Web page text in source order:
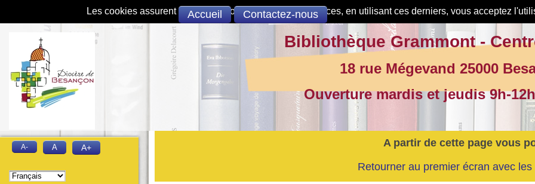
Les cookies assurent le bon fonctionnement de nos services, en utilisant ces derniers, vous acceptez
Accueil Contactez-nous
A partir de cette page vous
Retourner au premier écran avec
Bibliothèque Grammont -
18 rue Mégevand 25000
Ouverture mardis et jeudis 9h-
A- A A+